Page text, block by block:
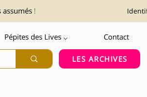
!
Pépites des Lives ⌵ Contact
LES ARCHIVES